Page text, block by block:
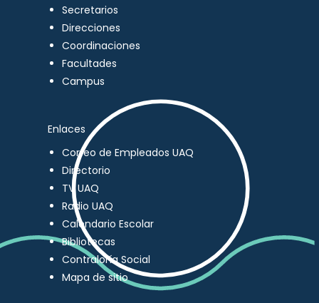
Secretarios
Direcciones
Coordinaciones
Facultades
Campus
Enlaces
Correo de Empleados UAQ
Directorio
TV UAQ
Radio UAQ
Calendario Escolar
Bibliotecas
Contraloría Social
Mapa de sitio